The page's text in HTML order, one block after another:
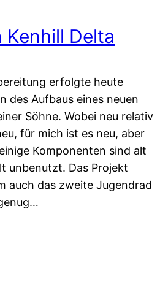
Kenhill Delta
erfolgte heute
des Aufbaus eines neuen
Söhne. Wobei neu relativ
für mich ist es neu, aber
Komponenten sind alt
unbenutzt. Das Projekt
auch das zweite Jugendrad